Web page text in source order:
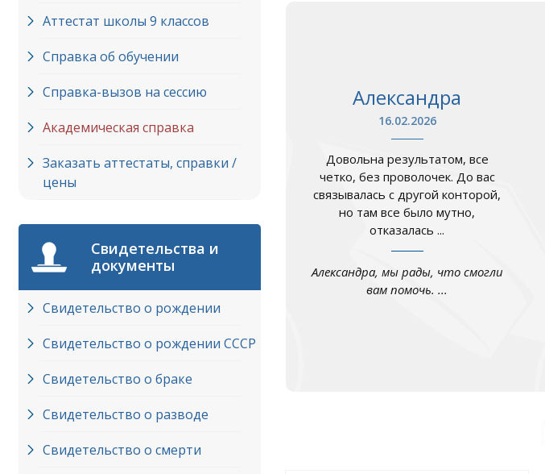
Аттестат школы 9 классов
Справка об обучении
Справка-вызов на сессию
Академическая справка
Заказать аттестаты, справки /
цены
Свидетельства и
документы
Свидетельство о рождении
Свидетельство о рождении СССР
Свидетельство о браке
Свидетельство о разводе
Свидетельство о смерти
Александра
16.02.2026
Довольна результатом, все
четко, без проволочек. До вас
связывалась с другой конторой,
но там все было мутно,
отказалась ...
Александра, мы рады, что смогли
вам помочь. ...